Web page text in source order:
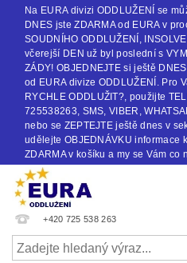
Na EURA divizi ODDLUŽENÍ se
DNES jste ZDARMA od EURA v
SOUDNÍHO ODDLUŽENÍ,
včerejší DEN už byl poslední s
ZÁDY! OBJEDNEJTE si ještě
od EURA divize ODDLUŽENÍ. Pro
RYCHLE ODDLUŽIT?, použijte
725538263, SMS, VIBER,
nebo se ZEPTEJTE ještě dnes v
udělejte OBJEDNÁVKU informace
ZDARMA v košíku a my se Vám co
+420 725 538 263